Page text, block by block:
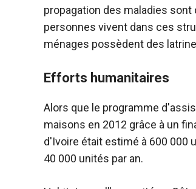
propagation des maladies
personnes vivent dans ces
ménages possèdent des
Efforts humanitaires
Alors que le programme
maisons en 2012 grâce à un
d'Ivoire était estimé à 600 000
40 000 unités par an.